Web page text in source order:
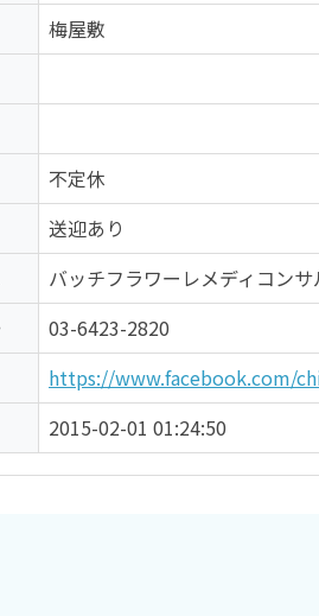
梅屋敷
不定休
送迎あり
バッチフラワーレメディコン
03-6423-2820
https://www.facebook.com/
2015-02-01 01:24:50